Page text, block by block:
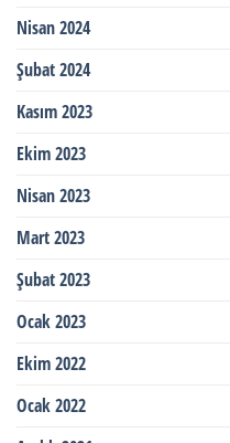
Nisan 2024
Şubat 2024
Kasım 2023
Ekim 2023
Nisan 2023
Mart 2023
Şubat 2023
Ocak 2023
Ekim 2022
Ocak 2022